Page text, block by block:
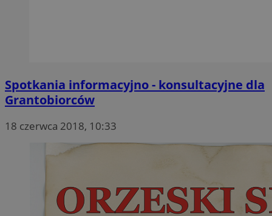
Spotkania informacyjno - konsultacyjne dla
Grantobiorców
18 czerwca 2018, 10:33